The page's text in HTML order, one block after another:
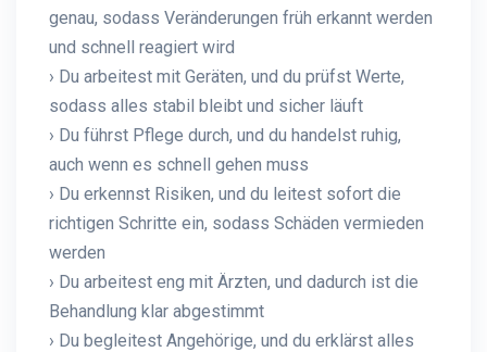
genau, sodass Veränderungen früh erkannt werden
und schnell reagiert wird
› Du arbeitest mit Geräten, und du prüfst Werte,
sodass alles stabil bleibt und sicher läuft
› Du führst Pflege durch, und du handelst ruhig,
auch wenn es schnell gehen muss
› Du erkennst Risiken, und du leitest sofort die
richtigen Schritte ein, sodass Schäden vermieden
werden
› Du arbeitest eng mit Ärzten, und dadurch ist die
Behandlung klar abgestimmt
› Du begleitest Angehörige, und du erklärst alles